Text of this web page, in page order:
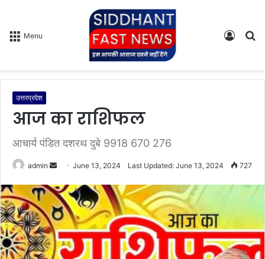
Menu
Log
उत्तरप्रदेश
आज का राशिफल
आचार्य पंडित दशरथ दुबे 9918 670 276
admin
n
d
a
n
e
June 13, 2024 Last Updated: June 13, 2024 727